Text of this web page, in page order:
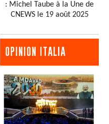
: Michel Taube à la Une de
CNEWS le 19 août 2025
OPINION ITALIA